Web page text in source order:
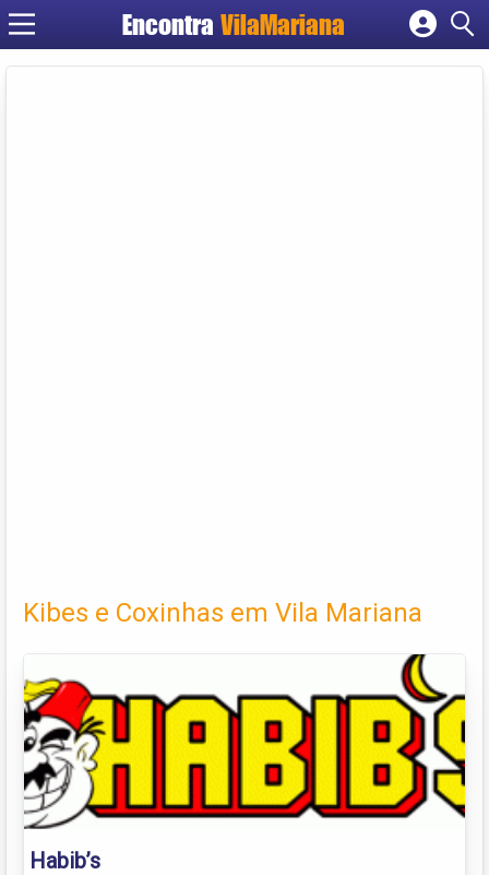
EncontraVilaMariana
Cadastrar empresa
Kibes e Coxinhas em Vila Mariana
Habib’s